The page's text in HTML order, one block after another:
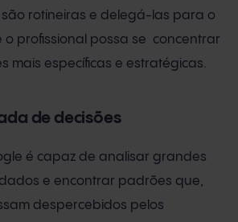
são rotineiras e delegá-las para o
o profissional possa se concentrar
mais específicas e estratégicas.
de decisões
é capaz de analisar grandes
e encontrar padrões que,
despercebidos pelos